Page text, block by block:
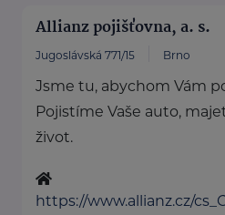
Allianz pojišťovna, a. s.
Jugoslávská 771/15 Brno
Jsme tu, abychom Vám
Pojistíme Vaše auto,
život.
https://www.allianz.cz/